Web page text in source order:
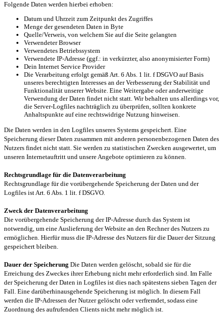
Folgende Daten werden hierbei erhoben:
Datum und Uhrzeit zum Zeitpunkt des Zugriffes
Menge der gesendeten Daten in Byte
Quelle/Verweis, von welchem Sie auf die Seite gelangten
Verwendeter Browser
Verwendetes Betriebssystem
Verwendete IP-Adresse (ggf.: in verkürzter, also anonymisierter Form)
Dein Internet Service Provider
Die Verarbeitung erfolgt gemäß Art. 6 Abs. 1 lit. f DSGVO auf Basis
unseres berechtigten Interesses an der Verbesserung der Stabilität und
Funktionalität unserer Website. Eine Weitergabe oder anderweitige
Verwendung der Daten findet nicht statt. Wir behalten uns allerdings vor,
die Server-Logfiles nachträglich zu überprüfen, sollten konkrete
Anhaltspunkte auf eine rechtswidrige Nutzung hinweisen.
Die Daten werden in den Logfiles unseres Systems gespeichert. Eine
Speicherung dieser Daten zusammen mit anderen personenbezogenen Daten des
Nutzers findet nicht statt. Sie werden zu statistischen Zwecken ausgewertet, um
unseren Internetauftritt und unsere Angebote optimieren zu können.
Rechtsgrundlage für die Datenverarbeitung
Rechtsgrundlage für die vorübergehende Speicherung der Daten und der
Logfiles ist Art. 6 Abs. 1 lit. f DSGVO.
Zweck der Datenverarbeitung
Die vorübergehende Speicherung der IP-Adresse durch das System ist
notwendig, um eine Auslieferung der Website an den Rechner des Nutzers zu
ermöglichen. Hierfür muss die IP-Adresse des Nutzers für die Dauer der Sitzung
gespeichert bleiben.
Dauer der Speicherung Die Daten werden gelöscht, sobald sie für die
Erreichung des Zweckes ihrer Erhebung nicht mehr erforderlich sind. Im Falle
der Speicherung der Daten in Logfiles ist dies nach spätestens sieben Tagen der
Fall. Eine darüberhinausgehende Speicherung ist möglich. In diesem Fall
werden die IP-Adressen der Nutzer gelöscht oder verfremdet, sodass eine
Zuordnung des aufrufenden Clients nicht mehr möglich ist.